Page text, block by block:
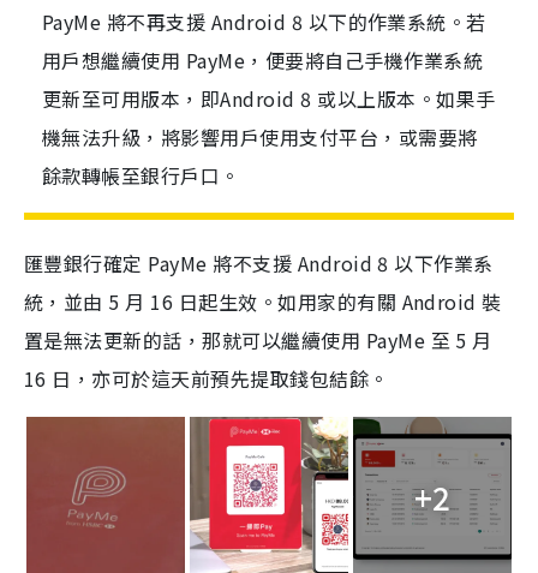
PayMe 將不再支援 Android 8 以下的作業系統。若
用戶想繼續使用 PayMe，便要將自己手機作業系統
更新至可用版本，即Android 8 或以上版本。如果手
機無法升級，將影響用戶使用支付平台，或需要將
餘款轉帳至銀行戶口。
匯豐銀行確定 PayMe 將不支援 Android 8 以下作業系
統，並由 5 月 16 日起生效。如用家的有關 Android 裝
置是無法更新的話，那就可以繼續使用 PayMe 至 5 月
16 日，亦可於這天前預先提取錢包結餘。
+2